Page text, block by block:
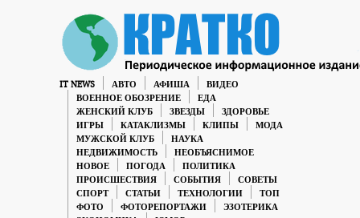
IT NEWS АВТО АФИША
ВИДЕО
ВОЕННОЕ ОБОЗРЕНИЕ
ЕДА
ЖЕНСКИЙ КЛУБ
ЗВЕЗДЫ
ЗДОРОВЬЕ
ИГРЫ
КАТАКЛИЗМЫ КЛИПЫ
МОДА
МУЖСКОЙ КЛУБ
НАУКА
НЕДВИЖИМОСТЬ
НЕОБЪЯСНИМОЕ
НОВОЕ
ПОГОДА
ПОЛИТИКА
ПРОИСШЕСТВИЯ
СОБЫТИЯ
СОВЕТЫ
СПОРТ
СТАТЬИ ТЕХНОЛОГИИ
ТОП
ФОТО
ФОТОРЕПОРТАЖИ
ЭЗОТЕРИКА